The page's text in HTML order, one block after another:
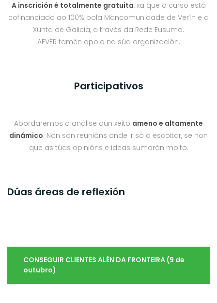
A inscrición é totalmente gratuita, xa que o curso está
cofinanciado ao 100% pola Mancomunidade de Verín e a
Xunta de Galicia, a través da Rede Eusumo.
AEVER tamén apoia na súa organización.
Participativos
Abordaremos a análise dun xeito ameno e altamente
dinámico. Non son reunións onde ir só a escoitar, se non
que as túas opinións e ideas sumarán moito.
Dúas áreas de reflexión
CONSEGUIR CLIENTES ALÉN DA FRONTEIRA (9 de
outubro)